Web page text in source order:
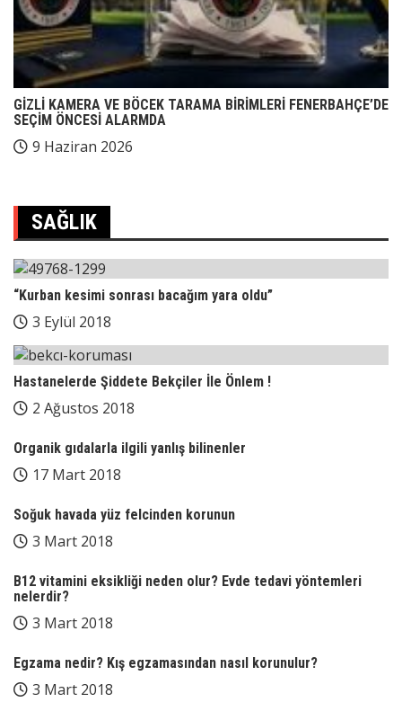
GİZLİ KAMERA VE BÖCEK TARAMA BİRİMLERİ FENERBAHÇE’DE
SEÇİM ÖNCESİ ALARMDA
9 Haziran 2026
SAĞLIK
“Kurban kesimi sonrası bacağım yara oldu”
3 Eylül 2018
Hastanelerde Şiddete Bekçiler İle Önlem !
2 Ağustos 2018
Organik gıdalarla ilgili yanlış bilinenler
17 Mart 2018
Soğuk havada yüz felcinden korunun
3 Mart 2018
B12 vitamini eksikliği neden olur? Evde tedavi yöntemleri
nelerdir?
3 Mart 2018
Egzama nedir? Kış egzamasından nasıl korunulur?
3 Mart 2018